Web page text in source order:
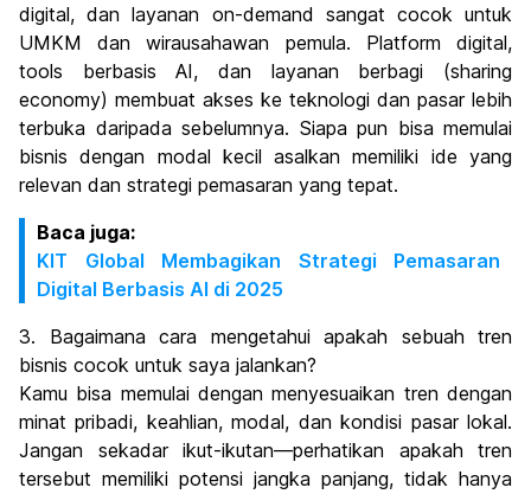
digital, dan layanan on-demand sangat cocok untuk
UMKM dan wirausahawan pemula. Platform digital,
tools berbasis AI, dan layanan berbagi (sharing
economy) membuat akses ke teknologi dan pasar lebih
terbuka daripada sebelumnya. Siapa pun bisa memulai
bisnis dengan modal kecil asalkan memiliki ide yang
relevan dan strategi pemasaran yang tepat.
Baca juga:
KIT Global Membagikan Strategi Pemasaran
Digital Berbasis AI di 2025
3. Bagaimana cara mengetahui apakah sebuah tren
bisnis cocok untuk saya jalankan?
Kamu bisa memulai dengan menyesuaikan tren dengan
minat pribadi, keahlian, modal, dan kondisi pasar lokal.
Jangan sekadar ikut-ikutan—perhatikan apakah tren
tersebut memiliki potensi jangka panjang, tidak hanya